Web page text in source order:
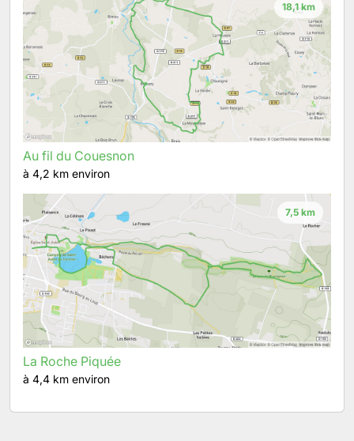
18,1 km
Au fil du Couesnon
à 4,2 km environ
7,5 km
La Roche Piquée
à 4,4 km environ